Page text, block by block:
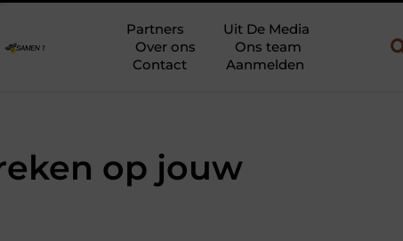
Partners
Uit De Media
Over ons
Ons team
Contact
Aanmelden
op jouw